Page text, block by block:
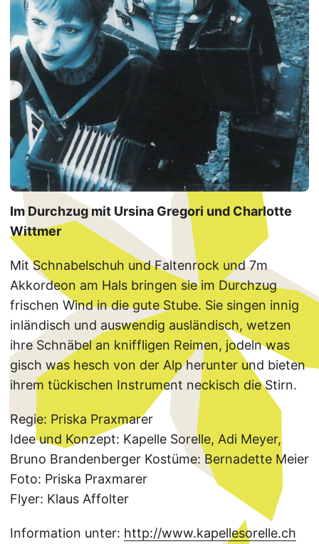
Im Durchzug mit Ursina Gregori und Charlotte
Wittmer
Mit Schnabelschuh und Faltenrock und 7m
Akkordeon am Hals bringen sie im Durchzug
frischen Wind in die gute Stube. Sie singen innig
inländisch und auswendig ausländisch, wetzen
ihre Schnäbel an kniffligen Reimen, jodeln was
gisch was hesch von der Alp herunter und bieten
ihrem tückischen Instrument neckisch die Stirn.
Regie: Priska Praxmarer
Idee und Konzept: Kapelle Sorelle, Adi Meyer,
Bruno Brandenberger Kostüme: Bernadette Meier
Foto: Priska Praxmarer
Flyer: Klaus Affolter
Information unter: http://www.kapellesorelle.ch